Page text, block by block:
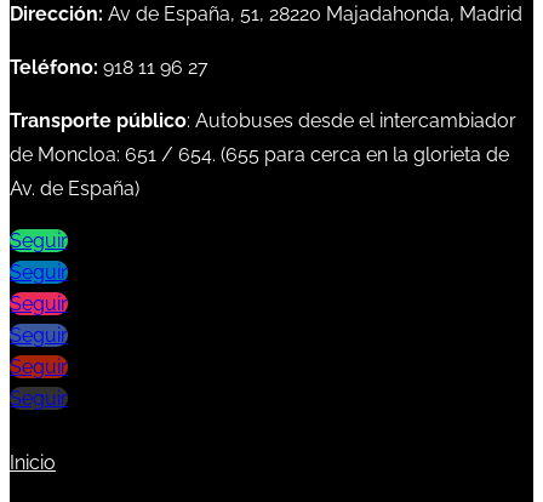
Dirección: Av de España, 51, 28220 Majadahonda, Madrid
Teléfono: 918 11 96 27
Transporte público: Autobuses desde el intercambiador
de Moncloa: 651 / 654. (655 para cerca en la glorieta de
Av. de España)
Seguir
Seguir
Seguir
Seguir
Seguir
Seguir
Inicio